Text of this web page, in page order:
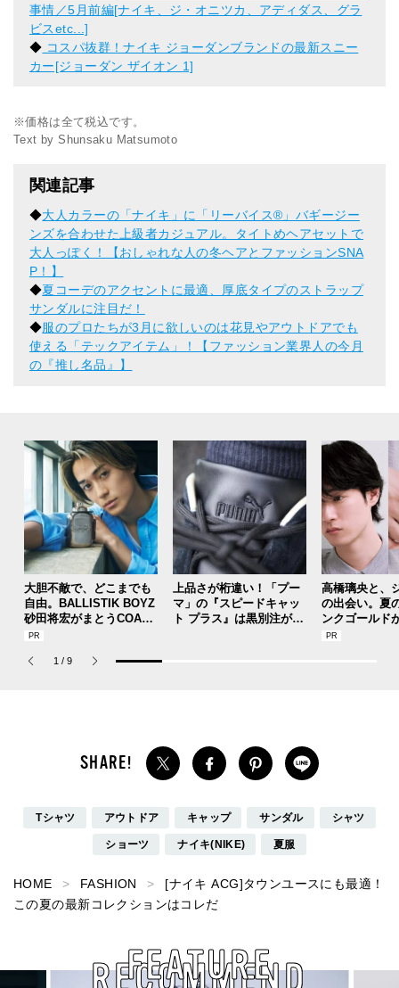
事情／5月前編[ナイキ、ジ・オニツカ、アディダス、グラ
ビスetc...]
◆ コスパ抜群！ナイキ ジョーダンブランドの最新スニー
カー[ジョーダン ザイオン 1]
※価格は全て税込です。
Text by Shunsaku Matsumoto
関連記事
◆大人カラーの「ナイキ」に「リーバイス®」バギージー
ンズを合わせた上級者カジュアル。タイトめヘアセットで
大人っぽく！【おしゃれな人の冬ヘアとファッションSNA
P！】
◆夏コーデのアクセントに最適、厚底タイプのストラップ
サンダルに注目だ！
◆服のプロたちが3月に欲しいのは花見やアウトドアでも
使える「テックアイテム」！【ファッション業界人の今月
の『推し名品』】
大胆不敵で、どこまでも
自由。BALLISTIK BOYZ
砂田将宏がまとうCOACH
の新作フレグランス「コ
パルファム」
上品さが桁違い！「プー
マ」の『スピードキャッ
ト プラス』は黒別注が狙
高橋璃央と、
の出会い。夏
ンクゴールド
SUMMER
1 / 9
Tシャツ アウトドア キャップ サンダル シャツ
ショーツ ナイキ(NIKE) 夏服
HOME FASHION
[ナイキ ACG]タウンユースにも最適！
この夏の最新コレクションはコレだ
FEATURE